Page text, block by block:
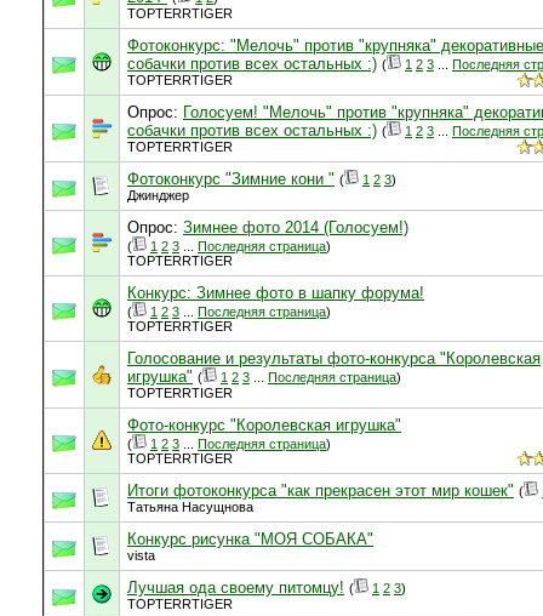
TOPTERRTIGER
Фотоконкурс: "Мелочь" против "крупняка" декоративные
собачки против всех остальных :) ( 1 2 3
Последняя
TOPTERRTIGER
Опрос: Голосуем! "Мелочь" против "крупняка"
собачки против всех остальных :) ( 1 2 3
Последняя
TOPTERRTIGER
Фотоконкурс "Зимние кони " ( 1 2 3)
Джинджер
Опрос: Зимнее фото 2014 (Голосуем!)
( 1 2 3 Последняя страница)
TOPTERRTIGER
Конкурс: Зимнее фото в шапку форума!
( 1 2 3 Последняя страница)
TOPTERRTIGER
Голосование и результаты фото-конкурса "Королевская
игрушка" ( 1 2 3 Последняя страница)
TOPTERRTIGER
Фото-конкурс "Королевская игрушка"
( 1 2 3 Последняя страница)
TOPTERRTIGER
Итоги фотоконкурса "как прекрасен этот мир кошек" (
Татьяна Насущнова
Конкурс рисунка "МОЯ СОБАКА"
vista
Лучшая ода своему питомцу! ( 1 2 3)
TOPTERRTIGER